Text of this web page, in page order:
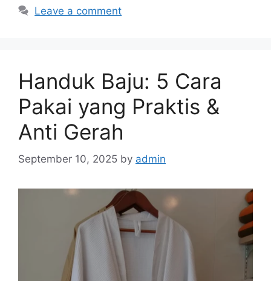
Leave a comment
Handuk Baju: 5 Cara
Pakai yang Praktis &
Anti Gerah
September 10, 2025 by admin